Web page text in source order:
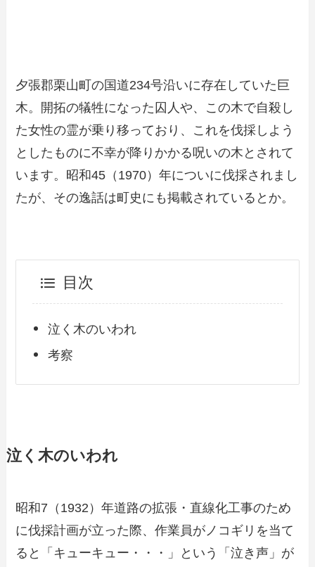
夕張郡栗山町の国道234号沿いに存在していた巨
木。開拓の犠牲になった囚人や、この木で自殺し
た女性の霊が乗り移っており、これを伐採しよう
としたものに不幸が降りかかる呪いの木とされて
います。昭和45（1970）年についに伐採されまし
たが、その逸話は町史にも掲載されているとか。
目次
泣く木のいわれ
考察
泣く木のいわれ
昭和7（1932）年道路の拡張・直線化工事のため
に伐採計画が立った際、作業員がノコギリを当て
ると「キューキュー・・・」という「泣き声」が